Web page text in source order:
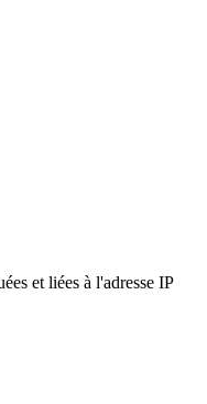
et liées à l'adresse IP